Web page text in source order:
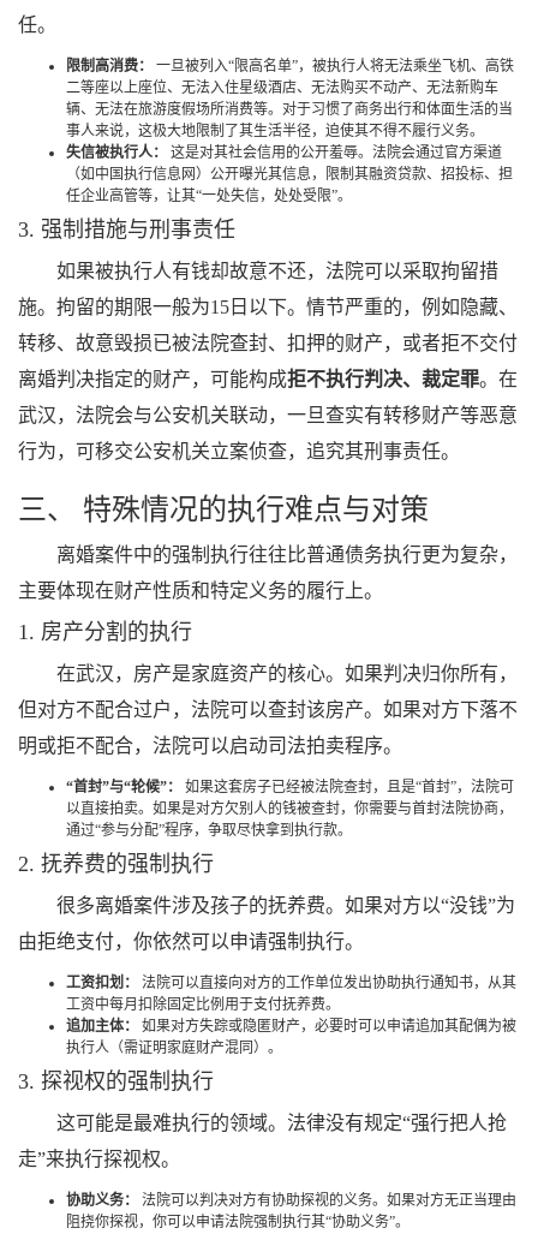
任。
限制高消费：
一旦被列入“限高名单”，被执行人将无法乘坐飞机、高铁
二等座以上座位、无法入住星级酒店、无法购买不动产、无法新购车
辆、无法在旅游度假场所消费等。对于习惯了商务出行和体面生活的当
事人来说，这极大地限制了其生活半径，迫使其不得不履行义务。
失信被执行人：
这是对其社会信用的公开羞辱。法院会通过官方渠道
（如中国执行信息网）公开曝光其信息，限制其融资贷款、招投标、担
任企业高管等，让其“一处失信，处处受限”。
3. 强制措施与刑事责任
如果被执行人有钱却故意不还，法院可以采取拘留措
施。拘留的期限一般为15日以下。情节严重的，例如隐藏、
转移、故意毁损已被法院查封、扣押的财产，或者拒不交付
离婚判决指定的财产，可能构成拒不执行判决、裁定罪。在
武汉，法院会与公安机关联动，一旦查实有转移财产等恶意
行为，可移交公安机关立案侦查，追究其刑事责任。
三、 特殊情况的执行难点与对策
离婚案件中的强制执行往往比普通债务执行更为复杂，
主要体现在财产性质和特定义务的履行上。
1. 房产分割的执行
在武汉，房产是家庭资产的核心。如果判决归你所有，
但对方不配合过户，法院可以查封该房产。如果对方下落不
明或拒不配合，法院可以启动司法拍卖程序。
“首封”与“轮候”：
如果这套房子已经被法院查封，且是“首封”，法院可
以直接拍卖。如果是对方欠别人的钱被查封，你需要与首封法院协商，
通过“参与分配”程序，争取尽快拿到执行款。
2. 抚养费的强制执行
很多离婚案件涉及孩子的抚养费。如果对方以“没钱”为
由拒绝支付，你依然可以申请强制执行。
工资扣划：
法院可以直接向对方的工作单位发出协助执行通知书，从其
工资中每月扣除固定比例用于支付抚养费。
追加主体：
如果对方失踪或隐匿财产，必要时可以申请追加其配偶为被
执行人（需证明家庭财产混同）。
3. 探视权的强制执行
这可能是最难执行的领域。法律没有规定“强行把人抢
走”来执行探视权。
协助义务：
法院可以判决对方有协助探视的义务。如果对方无正当理由
阻挠你探视，你可以申请法院强制执行其“协助义务”。